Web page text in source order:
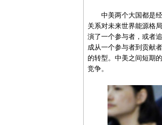
中美两个大国都是经
关系对未来世界能源格
演了一个参与者，或者
成从一个参与者到贡献
的转型。中美之间短期
竞争。